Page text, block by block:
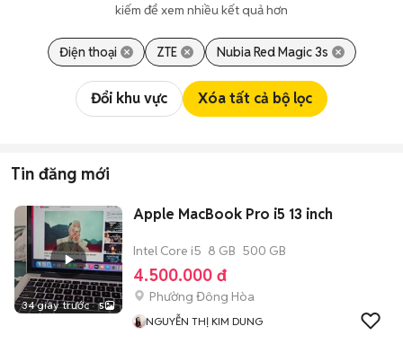
kiếm để xem nhiều kết quả hơn
Điện thoại ZTE Nubia Red Magic 3s
Đổi khu vực Xóa tất cả bộ lọc
Tin đăng mới
34 giây trước 5
Apple MacBook Pro i5 13 inch
Intel Core i5 8 GB 500 GB
4.500.000 đ
Phường Đông Hòa
NGUYỄN THỊ KIM DUNG